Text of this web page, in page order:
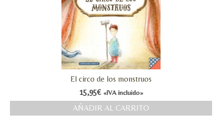
El circo de los monstruos
15,95€ «IVA incluido»
AÑADIR AL CARRITO